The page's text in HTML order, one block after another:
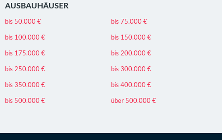
AUSBAUHÄUSER
bis 50.000 €
bis 75.000 €
bis 100.000 €
bis 150.000 €
bis 175.000 €
bis 200.000 €
bis 250.000 €
bis 300.000 €
bis 350.000 €
bis 400.000 €
bis 500.000 €
über 500.000 €